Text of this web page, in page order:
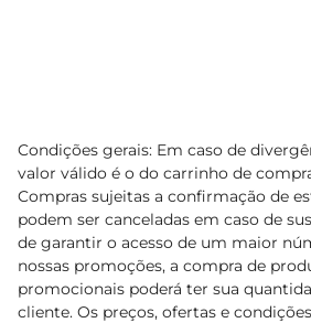
Condições gerais: Em caso de
valor válido é o do carrinho de
Compras sujeitas a confirmação de
podem ser canceladas em caso de
de garantir o acesso de um maior
nossas promoções, a compra de
promocionais poderá ter sua
cliente. Os preços, ofertas e